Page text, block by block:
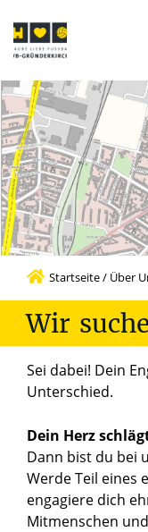
Startseite/ Über
Wir
Sei dabei! Dein
Unterschied.
Dein Herz
Dann bist du bei
Werde Teil eines
engagiere dich
Mitmenschen